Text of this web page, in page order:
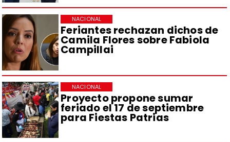
Feriantes rechazan dichos de
Camila Flores sobre Fabiola
Campillai
NACIONAL
Proyecto propone sumar
feriado el 17 de septiembre
para Fiestas Patrias
NACIONAL